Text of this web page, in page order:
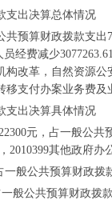
支出决算总体情况
共预算财政拨款支出
经费减少
构改革，自然资源
移支付办案业务费
支出决算具体情况
元，占一般公
2010399其他政府
般公共预算财政拨
般公共预算财政拨